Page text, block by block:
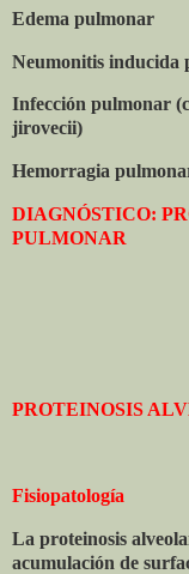
Edema pulmonar
Neumonitis inducida
Infección pulmonar
jirovecii)
Hemorragia
DIAGNÓSTICO:
PULMONAR
PROTEINOSIS
Fisiopatología
La proteinosis
acumulación de